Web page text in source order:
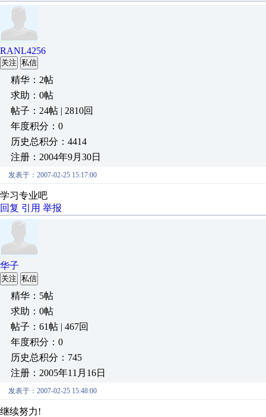
RANL4256
关注 私信
精华：2帖
求助：0帖
帖子：24帖 | 2810回
年度积分：0
历史总积分：4414
注册：2004年9月30日
发表于：2007-02-25 15:17:00
学习专业吧
回复 引用 举报
华子
关注 私信
精华：5帖
求助：0帖
帖子：61帖 | 467回
年度积分：0
历史总积分：745
注册：2005年11月16日
发表于：2007-02-25 15:48:00
继续努力!